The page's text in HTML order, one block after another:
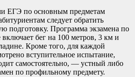
ЕГЭ по основным предметам
следует обратить
подготовку. Программа экзамена по
бег на 100 метров, 3 км и
Кроме того, для каждой
вступительное испытание,
самостоятельно, — устный либо
по профильному предмету.